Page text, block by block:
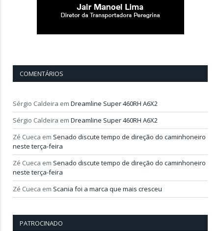
COMENTÁRIOS
Sérgio Caldeira em Dreamline Super 460RH A6X2
Sérgio Caldeira em Dreamline Super 460RH A6X2
Zé Cueca em Senado discute tempo de direção do caminhoneiro
neste terça-feira
Zé Cueca em Senado discute tempo de direção do caminhoneiro
neste terça-feira
Zé Cueca em Scania foi a marca que mais cresceu
PATROCINADO